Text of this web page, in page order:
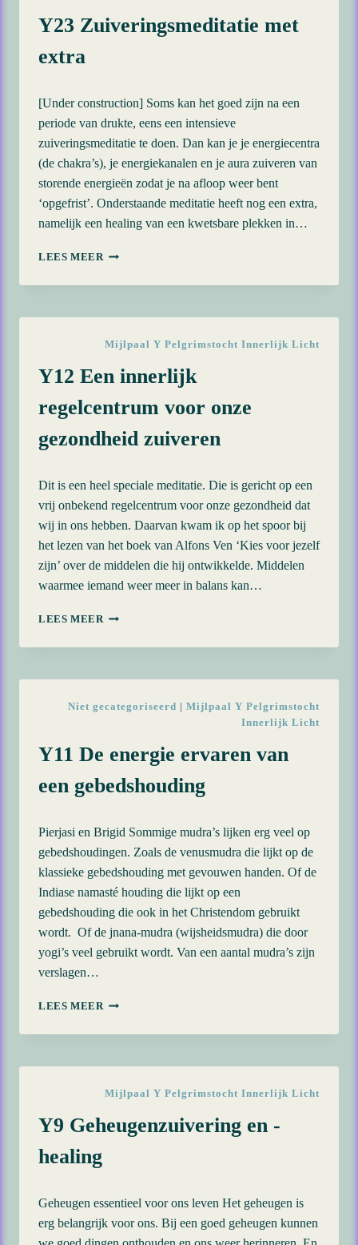
Y23 Zuiveringsmeditatie met
extra
[Under construction] Soms kan het goed zijn na een
periode van drukte, eens een intensieve
zuiveringsmeditatie te doen. Dan kan je je energiecentra
(de chakra’s), je energiekanalen en je aura zuiveren van
storende energieën zodat je na afloop weer bent
‘opgefrist’. Onderstaande meditatie heeft nog een extra,
namelijk een healing van een kwetsbare plekken in…
LEES MEER Y23
MET
Mijlpaal Y Pelgrimstocht Innerlijk Licht
Y12 Een innerlijk
regelcentrum voor onze
gezondheid zuiveren
Dit is een heel speciale meditatie. Die is gericht op een
vrij onbekend regelcentrum voor onze gezondheid dat
wij in ons hebben. Daarvan kwam ik op het spoor bij
het lezen van het boek van Alfons Ven ‘Kies voor jezelf
zijn’ over de middelen die hij ontwikkelde. Middelen
waarmee iemand weer meer in balans kan…
LEES MEER Y12
INNERLIJK
VOOR
GEZONDHEID
Niet gecategoriseerd
Mijlpaal Y Pelgrimstocht
Innerlijk Licht
Y11 De energie ervaren van
een gebedshouding
Pierjasi en Brigid Sommige mudra’s lijken erg veel op
gebedshoudingen. Zoals de venusmudra die lijkt op de
klassieke gebedshouding met gevouwen handen. Of de
Indiase namasté houding die lijkt op een
gebedshouding die ook in het Christendom gebruikt
wordt. Of de jnana-mudra (wijsheidsmudra) die door
yogi’s veel gebruikt wordt. Van een aantal mudra’s zijn
verslagen…
LEES MEER Y11
ENERGIE
VAN
GEBEDSHOUDING
Mijlpaal Y Pelgrimstocht Innerlijk Licht
Y9 Geheugenzuivering en -
healing
Geheugen essentieel voor ons leven Het geheugen is
erg belangrijk voor ons. Bij een goed geheugen kunnen